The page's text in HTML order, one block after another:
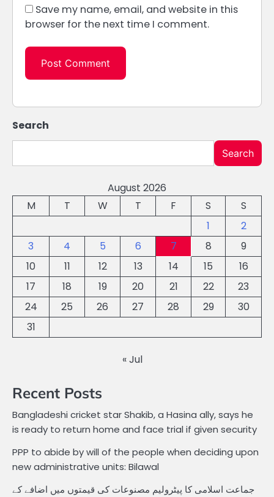
Save my name, email, and website in this
browser for the next time I comment.
Search
Search
August 2026
M
T W T F S
S
1
2
3
4 5 6 7 8
9
10
11 12 13 14 15
16
17
18 19 20 21 22
23
24
25 26 27 28 29
30
31
« Jul
Recent Posts
Bangladeshi cricket star Shakib, a Hasina ally, says he
is ready to return home and face trial if given security
PPP to abide by will of the people when deciding upon
new administrative units: Bilawal
جماعت اسلامی کا پیٹرولیم مصنوعات کی قیمتوں میں اضافے کے